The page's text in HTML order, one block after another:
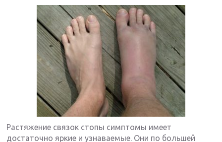
Растяжение связок стопы симптомы имеет
достаточно яркие и узнаваемые. Они по большей